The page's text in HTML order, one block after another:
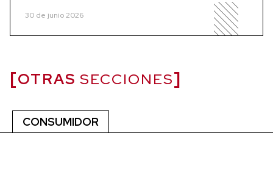
30 de junio 2026
OTRAS SECCIONES
CONSUMIDOR